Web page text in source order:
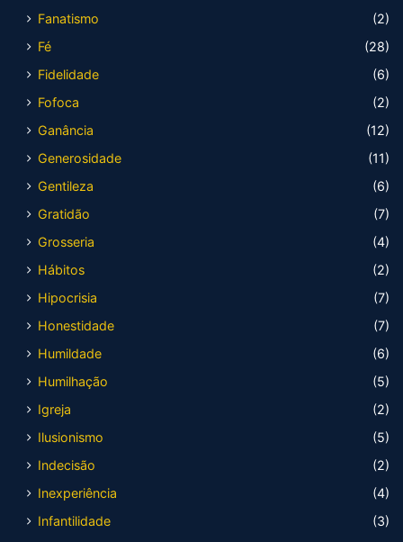
Fanatismo
(2)
Fé
(28)
Fidelidade
(6)
Fofoca
(2)
Ganância
(12)
Generosidade
(11)
Gentileza
(6)
Gratidão
(7)
Grosseria
(4)
Hábitos
(2)
Hipocrisia
(7)
Honestidade
(7)
Humildade
(6)
Humilhação
(5)
Igreja
(2)
Ilusionismo
(5)
Indecisão
(2)
Inexperiência
(4)
Infantilidade
(3)